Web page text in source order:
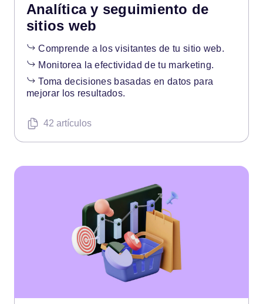
Analítica y seguimiento de
sitios web
Comprende a los visitantes de tu sitio web.
Monitorea la efectividad de tu marketing.
Toma decisiones basadas en datos para
mejorar los resultados.
42 artículos